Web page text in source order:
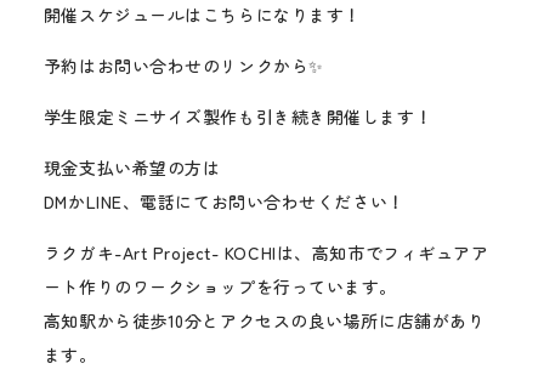
開催スケジュールはこちらになります！
予約はお問い合わせのリンクから✨
学生限定ミニサイズ製作も引き続き開催します！
現金支払い希望の方は
DMかLINE、電話にてお問い合わせください！
ラクガキ-Art Project- KOCHIは、高知市でフィギュアア
ート作りのワークショップを行っています。
高知駅から徒歩10分とアクセスの良い場所に店舗があり
ます。